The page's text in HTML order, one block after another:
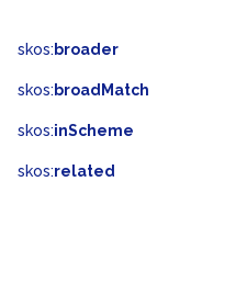
skos: broader
skos: broadMatch
skos:inScheme
skos:related